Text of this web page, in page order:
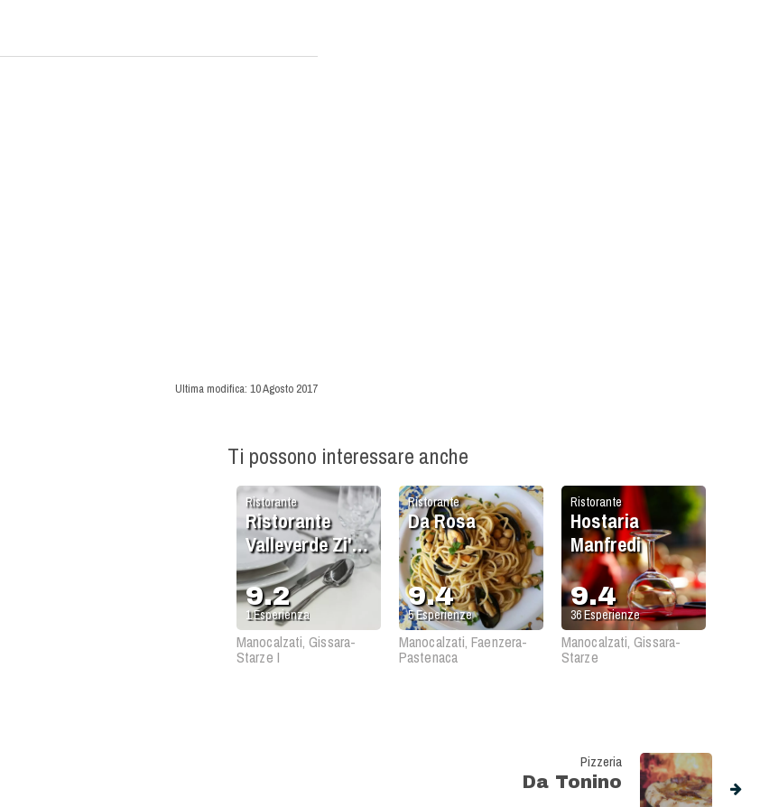
Ultima modifica: 10 Agosto 2017
Ti possono interessare anche
Ristorante
Hostaria
Manfredi
9.4
36Esperienze
Manocalzati, Gissara-
Starze
Ristorante
Da Rosa
9.4
5Esperienze
Manocalzati, Faenzera-
Pastenaca
Ristorante
Ristorante
Valleverde Zi'
Pasqualina
9.2
1Esperienza
Manocalzati, Gissara-
Starze I
Pizzeria
Da Tonino